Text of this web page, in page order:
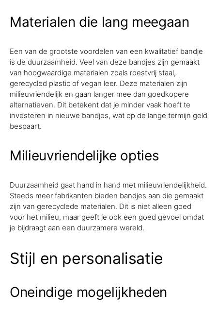
Materialen die lang meegaan
Een van de grootste voordelen van een kwalitatief bandje
is de duurzaamheid. Veel van deze bandjes zijn gemaakt
van hoogwaardige materialen zoals roestvrij staal,
gerecycled plastic of vegan leer. Deze materialen zijn
milieuvriendelijk en gaan langer mee dan goedkopere
alternatieven. Dit betekent dat je minder vaak hoeft te
investeren in nieuwe bandjes, wat op de lange termijn geld
bespaart.
Milieuvriendelijke opties
Duurzaamheid gaat hand in hand met milieuvriendelijkheid.
Steeds meer fabrikanten bieden bandjes aan die gemaakt
zijn van gerecyclede materialen. Dit is niet alleen goed
voor het milieu, maar geeft je ook een goed gevoel omdat
je bijdraagt aan een duurzamere wereld.
Stijl en personalisatie
Oneindige mogelijkheden